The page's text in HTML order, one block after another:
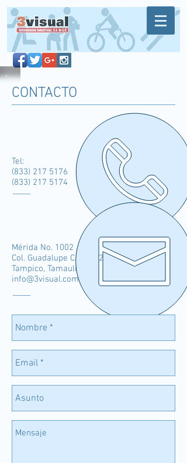
Tel:
(833) 217 5176
(833) 217 5174
CONTACTO
Mérida No. 1002
Col. Guadalupe C.P. 89120
Tampico, Tamaulipas.
info@3visual.com.mx